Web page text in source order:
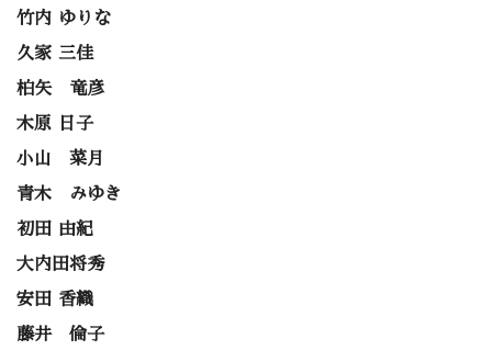
竹内 ゆりな
久家 三佳
柏矢 竜彦
木原 日子
小山 菜月
青木 みゆき
初田 由紀
大内田将秀
安田 香織
藤井 倫子